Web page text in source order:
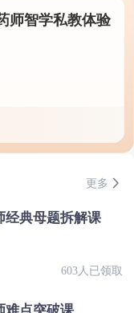
师智学私教体验
更多
经典母题拆解课
603人已领取